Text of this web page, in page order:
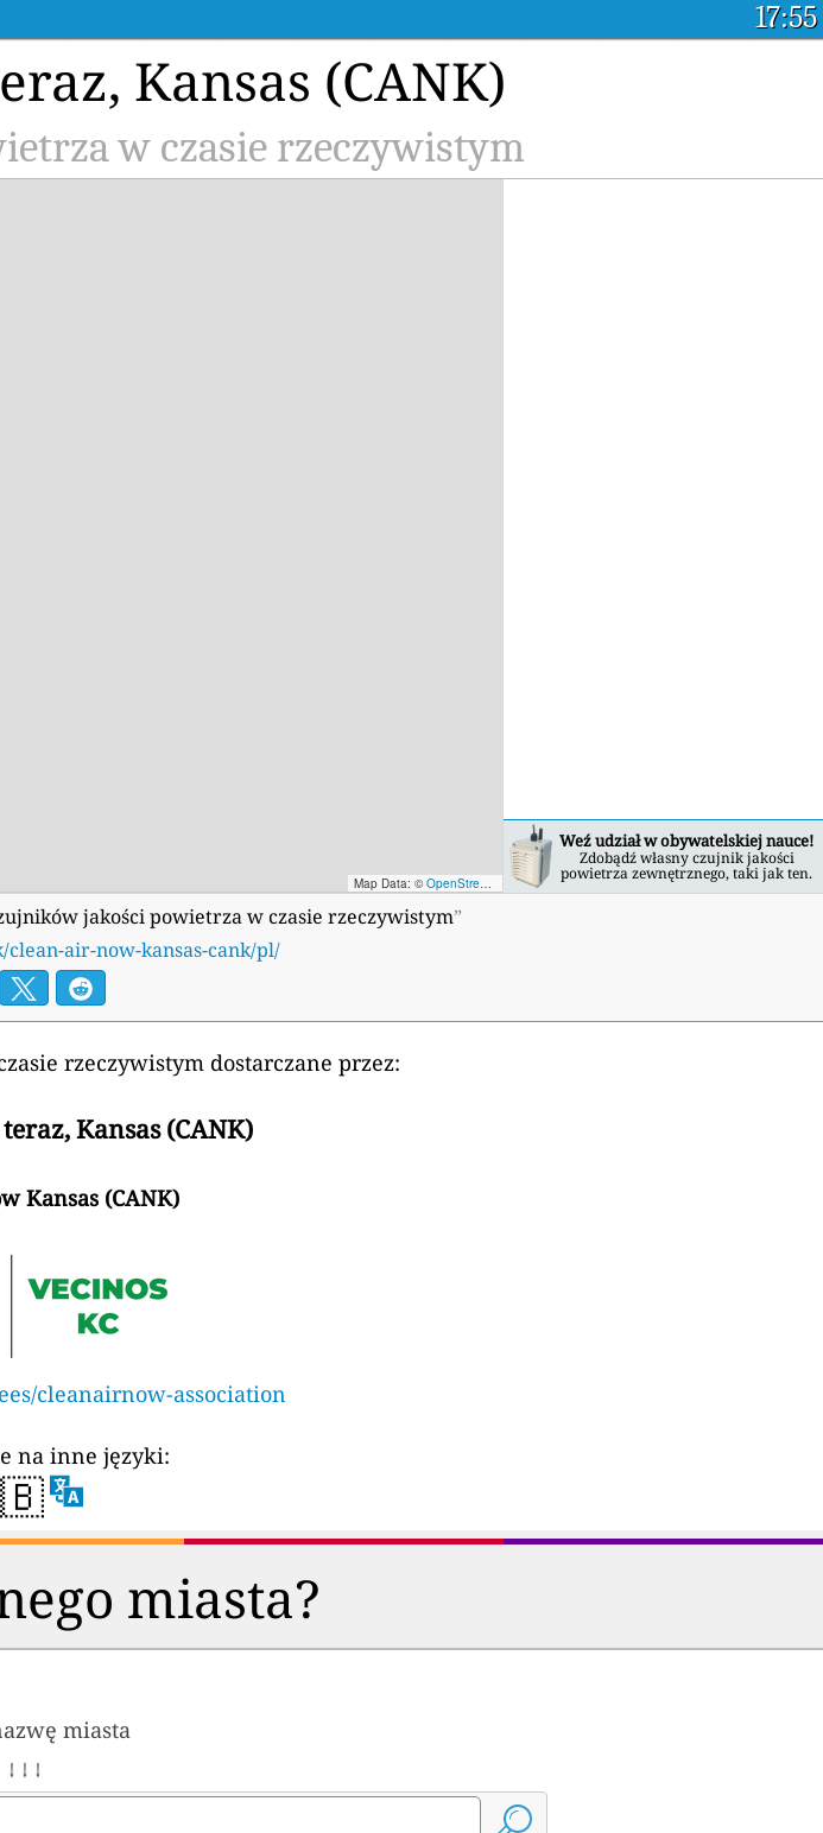
17:55
Kansas (CANK)
w czasie rzeczywistym
Map Data: © OpenStreetMap contributors ; Map render ©Tracestrack
Weź udział w obywatelskiej nauce!
Zdobądź własny czujnik jakości
powietrza zewnętrznego, taki jak ten.
jakości powietrza w czasie rzeczywistym”
air-now-kansas-cank/pl/
rzeczywistym dostarczane przez:
Kansas (CANK)
Kansas (CANK)
cleanairnow-association
na inne języki:
miasta?
miasta
↓ ↓ ↓